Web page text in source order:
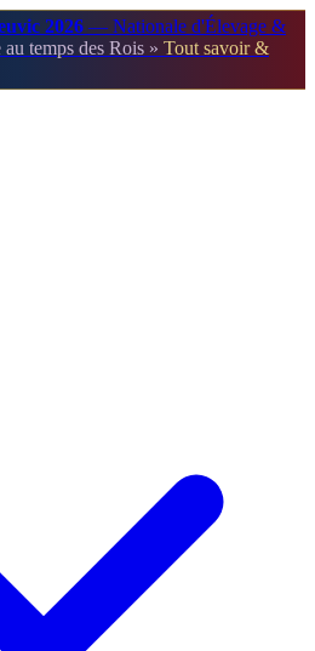
2026 — Nationale d'Élevage &
temps des Rois » Tout savoir &